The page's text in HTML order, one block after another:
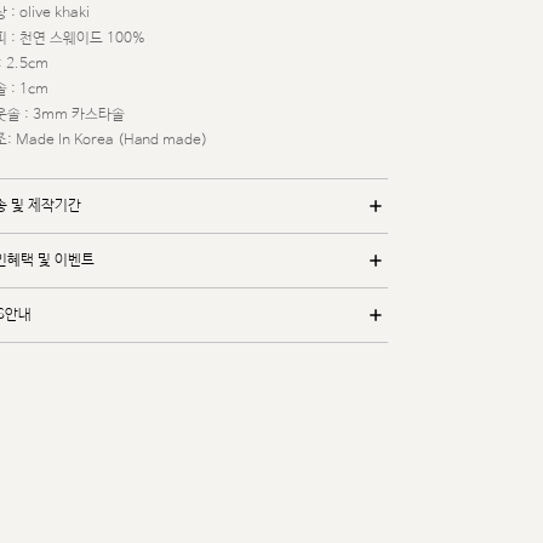
: olive khaki
: 천연 스웨이드 100%
2.5cm
: 1cm
솔 : 3mm 카스타솔
: Made In Korea (Hand made)
및 제작기간
혜택 및 이벤트
내